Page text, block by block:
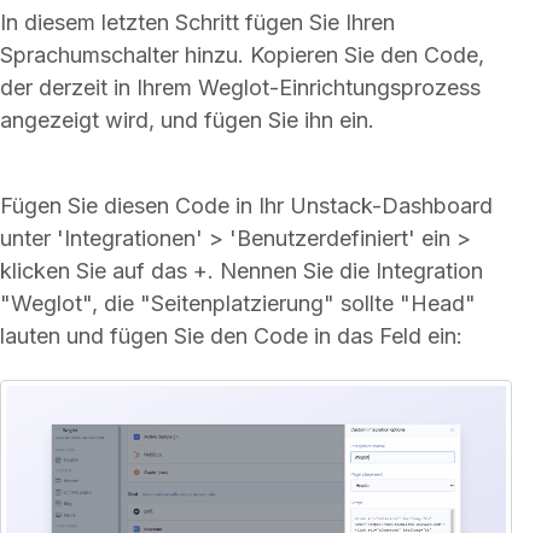
In diesem letzten Schritt fügen Sie Ihren
Sprachumschalter hinzu. Kopieren Sie den Code,
der derzeit in Ihrem Weglot-Einrichtungsprozess
angezeigt wird, und fügen Sie ihn ein.
Fügen Sie diesen Code in Ihr Unstack-Dashboard
unter 'Integrationen' > 'Benutzerdefiniert' ein >
klicken Sie auf das +. Nennen Sie die Integration
"Weglot", die "Seitenplatzierung" sollte "Head"
lauten und fügen Sie den Code in das Feld ein: